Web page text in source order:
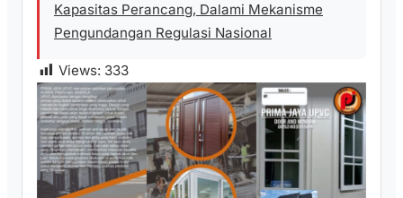
Kapasitas Perancang, Dalami Mekanisme
Pengundangan Regulasi Nasional
Views: 333